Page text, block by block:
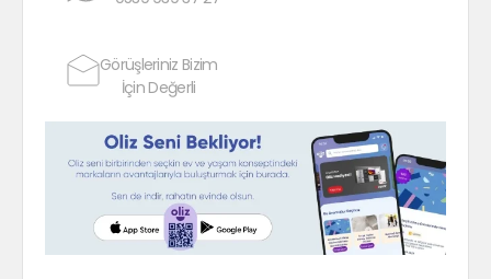
Görüşleriniz Bizim
İçin Değerli